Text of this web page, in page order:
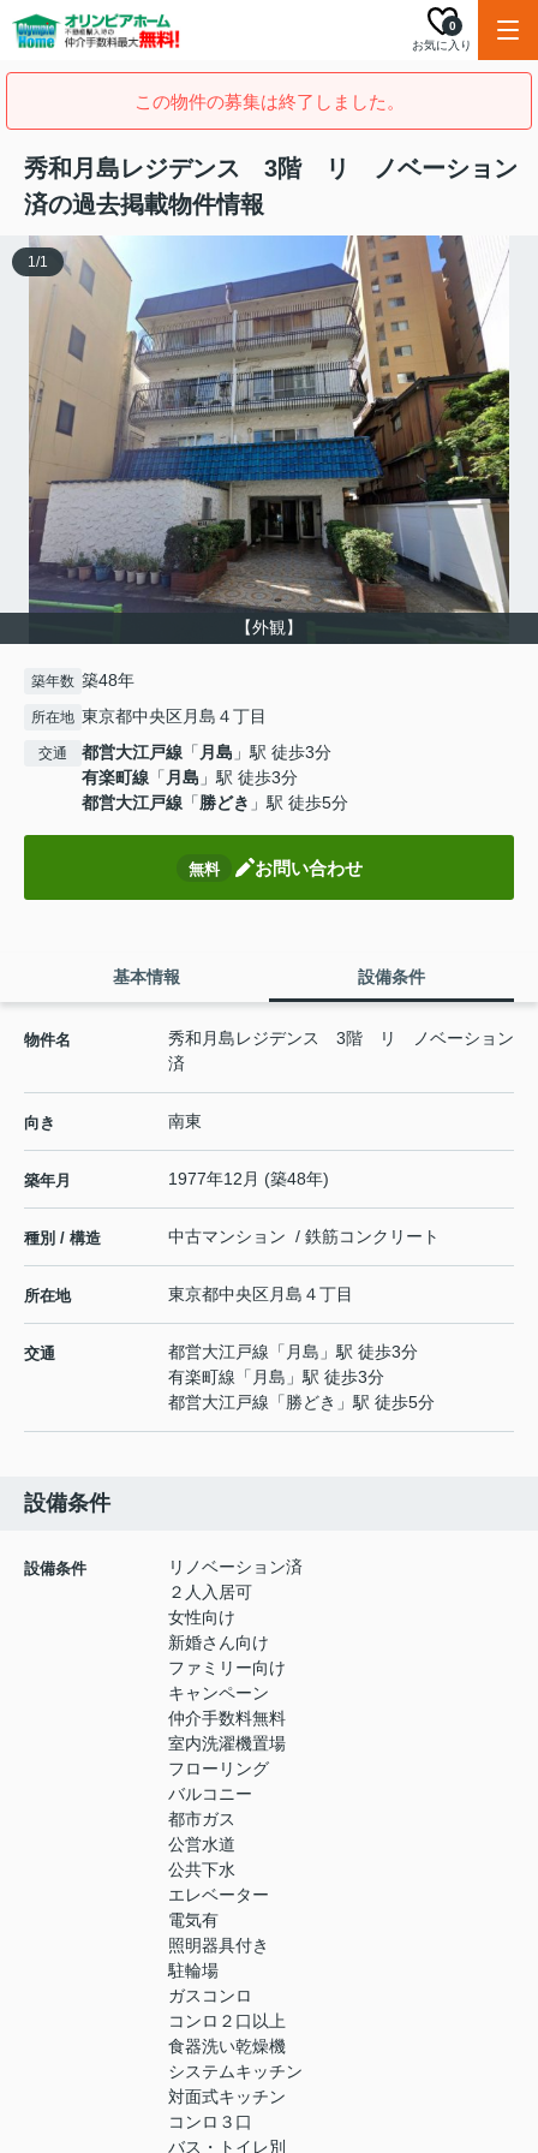
お気に入り
0
この物件の募集は終了しました。
秀和月島レジデンス 3階 リ ノベーション
済の過去掲載物件情報
【外観】
1/1
築年数 築48年
所在地 東京都中央区月島４丁目
交通 都営大江戸線 「 月島 」駅 徒歩3分
有楽町線 「 月島 」駅 徒歩3分
都営大江戸線 「勝どき 」駅 徒歩5分
無料 お問い合わせ
基本情報 設備条件
物件名
秀和月島レジデンス 3階 リ ノベーション
済
向き 南東
築年月 1977年12月 (築48年)
種別 / 構造 中古マンション / 鉄筋コンクリート
所在地 東京都中央区月島 ４丁目
交通 都営大江戸線 「 月島 」駅 徒歩3分
有楽町線 「 月島 」駅 徒歩3分
都営大江戸線 「勝どき 」駅 徒歩5分
設備条件
設備条件
リノベーション済
２人入居可
女性向け
新婚さん向け
ファミリー向け
キャンペーン
仲介手数料無料
室内洗濯機置場
フローリング
バルコニー
都市ガス
公営水道
公共下水
エレベーター
電気有
照明器具付き
駐輪場
ガスコンロ
コンロ２口以上
食器洗い乾燥機
システムキッチン
対面式キッチン
コンロ３口
バス・トイレ別